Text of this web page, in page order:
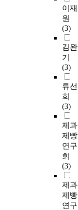
이재
원
(3)
김완
기
(3)
류선
희
(3)
제과
제빵
연구
회
(3)
제과
제빵
연구